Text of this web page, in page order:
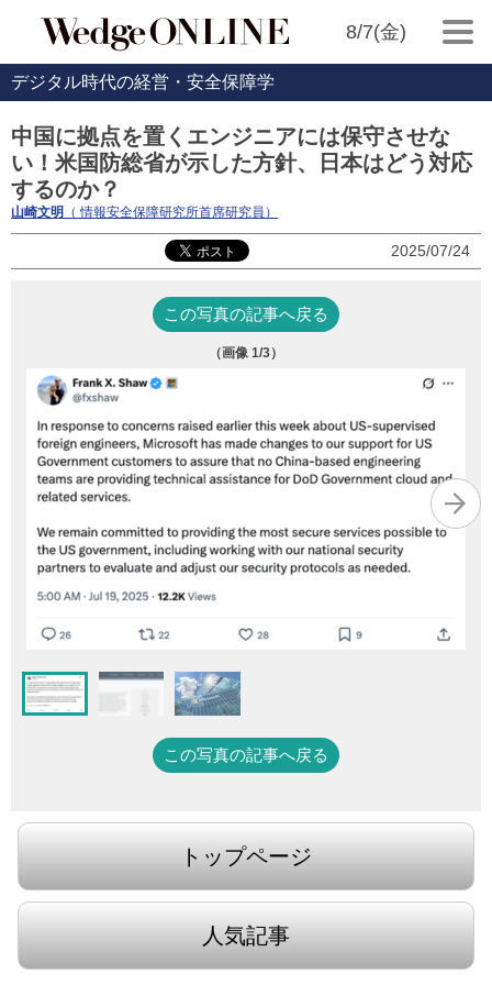
8/7(金)
デジタル時代の経営・安全保障学
中国に拠点を置くエンジニアには保守させな
い！米国防総省が示した方針、日本はどう対応
するのか？
山崎文明 （ 情報安全保障研究所首席研究員）
2025/07/24
この写真の記事へ戻る
（画像 1/3）
この写真の記事へ戻る
トップページ
人気記事